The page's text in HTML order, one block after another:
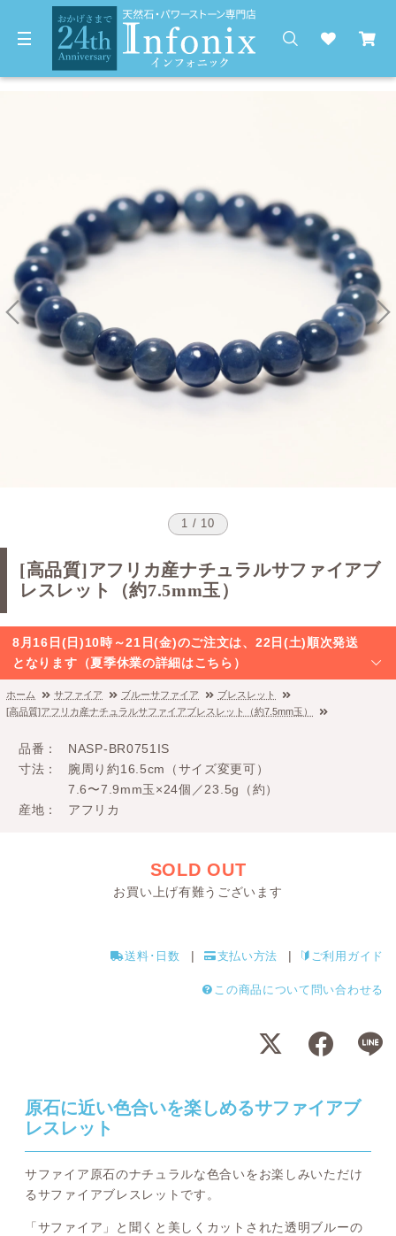
1 / 10
[高品質]アフリカ産ナチュラルサファイアブ
レスレット（約7.5mm玉）
8月16日(日)10時～21日(金)のご注文は、22日(土)順次発送
となります（夏季休業の詳細はこちら）
ホーム サファイア ブルーサファイア
ブレスレット
[高品質]アフリカ産ナチュラルサファイアブレスレット（約7.5mm玉）
品番
NASP-BR0751IS
寸法
腕周り約16.5cm（サイズ変更可）
7.6〜7.9mm玉×24個／23.5g（約）
産地
アフリカ
SOLD OUT
お買い上げ有難うございます
送料･日数 支払い方法 ご利用ガイド
この商品について問い合わせる
原石に近い色合いを楽しめるサファイアブ
レスレット
サファイア原石のナチュラルな色合いをお楽しみいただけ
るサファイアブレスレットです。
「サファイア」と聞くと美しくカットされた透明ブルーの